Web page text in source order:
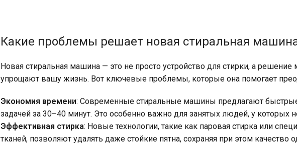
Какие проблемы решает новая стиральная
Новая стиральная машина — это не просто устройство для стирки, а
упрощают вашу жизнь. Вот ключевые проблемы, которые она помогает
Экономия времени: Современные стиральные машины предлагают
задачей за 30–40 минут. Это особенно важно для занятых людей, у которых
Эффективная стирка: Новые технологии, такие как паровая стирка или
тканей, позволяют удалять даже стойкие пятна, сохраняя при этом